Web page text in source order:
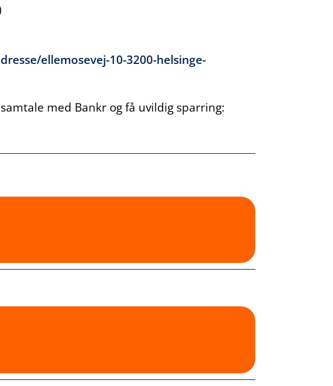
ellemosevej-10-3200-helsinge-
med Bankr og få uvildig sparring: